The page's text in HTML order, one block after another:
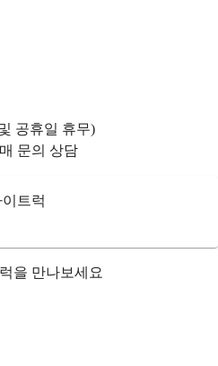
공휴일 휴무)
문의 상담
이트럭
을 만나보세요